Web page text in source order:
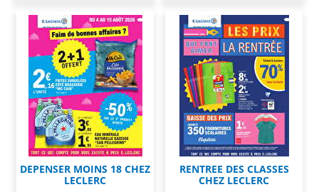
DEPENSER MOINS 18 CHEZ
LECLERC
RENTREE DES CLASSES
CHEZ LECLERC